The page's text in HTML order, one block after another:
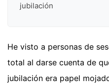
jubilación
He visto a personas de
total al darse cuenta de
jubilación era papel